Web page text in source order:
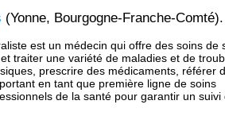
(Yonne, Bourgogne-Franche-Comté).
est un médecin qui offre des soins de
traiter une variété de maladies et de
prescrire des médicaments, référer
en tant que première ligne de soins
de la santé pour garantir un suivi